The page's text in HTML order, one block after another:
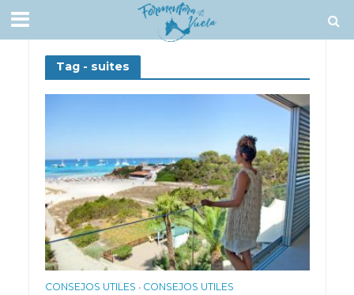
Tag - suites
CONSEJOS UTILES • CONSEJOS UTILES